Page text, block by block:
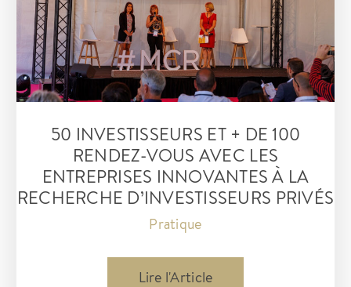
durée
50 INVESTISSEURS ET + DE 100
RENDEZ-VOUS AVEC LES
ENTREPRISES INNOVANTES À LA
RECHERCHE D’INVESTISSEURS PRIVÉS
Pratique
50
Lire l'Article